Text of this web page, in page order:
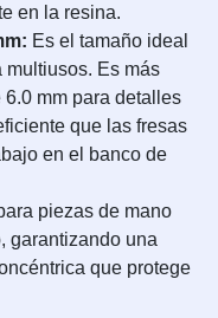
en la resina.
Es el tamaño ideal
multiusos. Es más
mm para detalles
que las fresas
en el banco de
piezas de mano
garantizando una
que protege